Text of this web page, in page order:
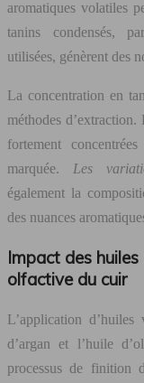
aromatiques volatiles
tanins condensés,
utilisées, génèrent des
La concentration en
méthodes
fortement
marquée. Les
également la
des nuances
Impact des huiles
olfactive du cuir
L’application d’huiles
d’argan et l’huile
processus de finition